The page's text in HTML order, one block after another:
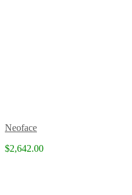
Neoface
$2,642.00